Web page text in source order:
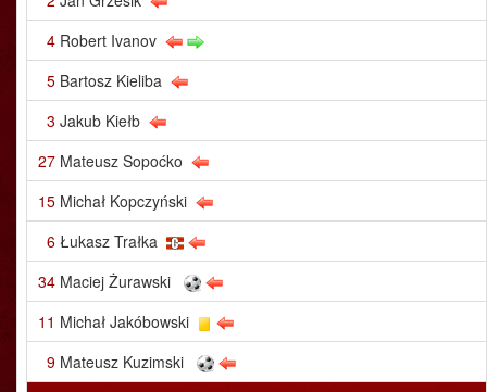
4 Robert Ivanov
5 Bartosz Kieliba
3 Jakub Kiełb
27 Mateusz Sopoćko
15 Michał Kopczyński
6 Łukasz Trałka
34 Maciej Żurawski
11 Michał Jakóbowski
9 Mateusz Kuzimski